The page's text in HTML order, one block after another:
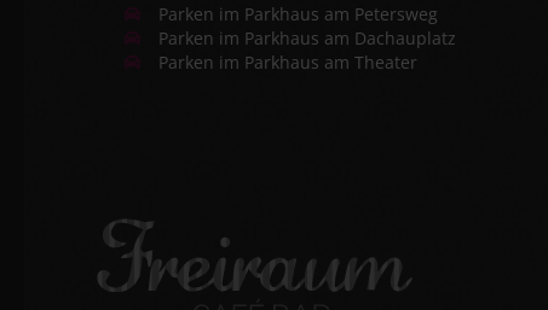
Parken im Parkhaus am Petersweg
Parken im Parkhaus am Dachauplatz
Parken im Parkhaus am Theater